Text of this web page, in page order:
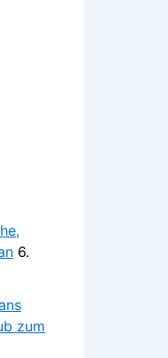
6.
zum